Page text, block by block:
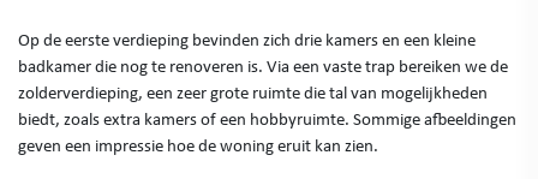
Op de eerste verdieping bevinden zich drie kamers en een kleine
badkamer die nog te renoveren is. Via een vaste trap bereiken we de
zolderverdieping, een zeer grote ruimte die tal van mogelijkheden
biedt, zoals extra kamers of een hobbyruimte. Sommige afbeeldingen
geven een impressie hoe de woning eruit kan zien.